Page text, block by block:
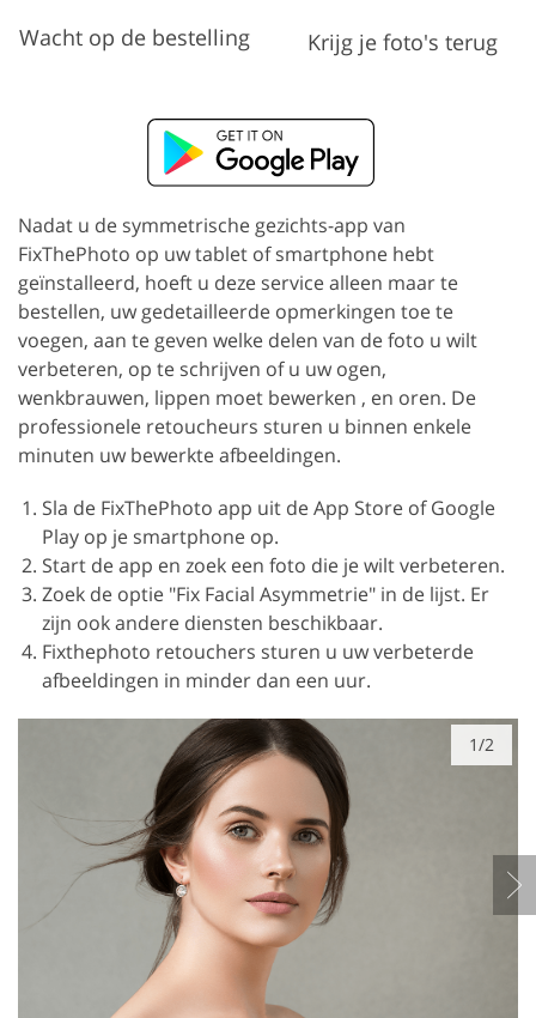
Wacht op de bestelling Krijg je foto's terug
Nadat u de symmetrische gezichts-app van
FixThePhoto op uw tablet of smartphone hebt
geïnstalleerd, hoeft u deze service alleen maar te
bestellen, uw gedetailleerde opmerkingen toe te
voegen, aan te geven welke delen van de foto u wilt
verbeteren, op te schrijven of u uw ogen,
wenkbrauwen, lippen moet bewerken , en oren. De
professionele retoucheurs sturen u binnen enkele
minuten uw bewerkte afbeeldingen.
Sla de FixThePhoto app uit de App Store of Google
Play op je smartphone op.
Start de app en zoek een foto die je wilt verbeteren.
Zoek de optie "Fix Facial Asymmetrie" in de lijst. Er
zijn ook andere diensten beschikbaar.
Fixthephoto retouchers sturen u uw verbeterde
afbeeldingen in minder dan een uur.
1/2